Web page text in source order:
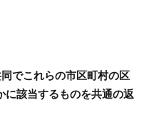
でこれらの市区町村の区
に該当するものを共通の返